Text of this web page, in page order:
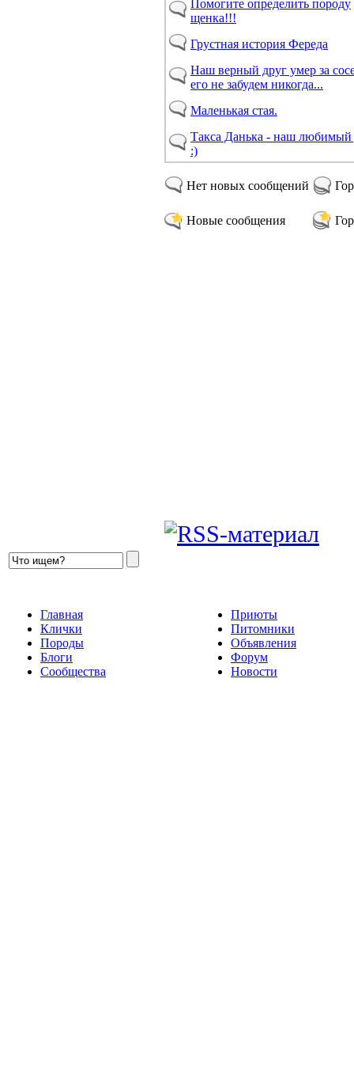
Помогите определить породу
щенка!!!
Грустная история Фереда
Наш верный друг умер за
его не забудем никогда...
Маленькая стая.
Такса Данька - наш любимый
:)
Нет новых сообщений
Новые сообщения
Главная
Клички
Породы
Блоги
Сообщества
Приюты
Питомники
Объявления
Форум
Новости